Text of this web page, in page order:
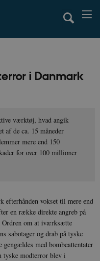
i Danmark
værktøj, hvad angik
af de ca. 15 måneder
mere end 150
for over 100 millioner
efterhånden vokset til mere end
en række direkte angreb på
Ordren om at iværksætte
sabotager og drab på tyske
med bombeattentater
tyske modterror blev i